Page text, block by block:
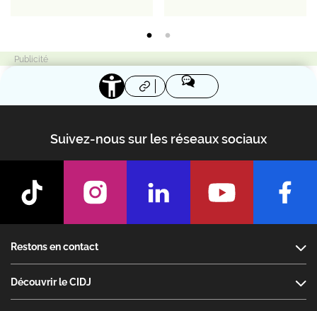
Suivez-nous sur les réseaux sociaux
Restons en contact
Découvrir le CIDJ